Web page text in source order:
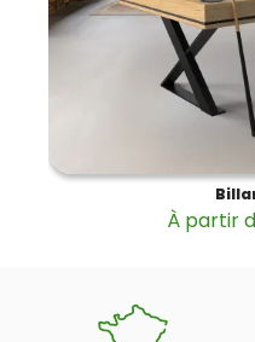
À partir